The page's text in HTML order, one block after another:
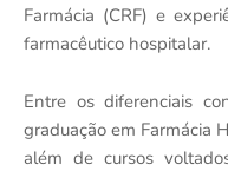
Farmácia (CRF) e
farmacêutico hospitalar.
Entre os diferenciais
graduação em Farmácia
além de cursos